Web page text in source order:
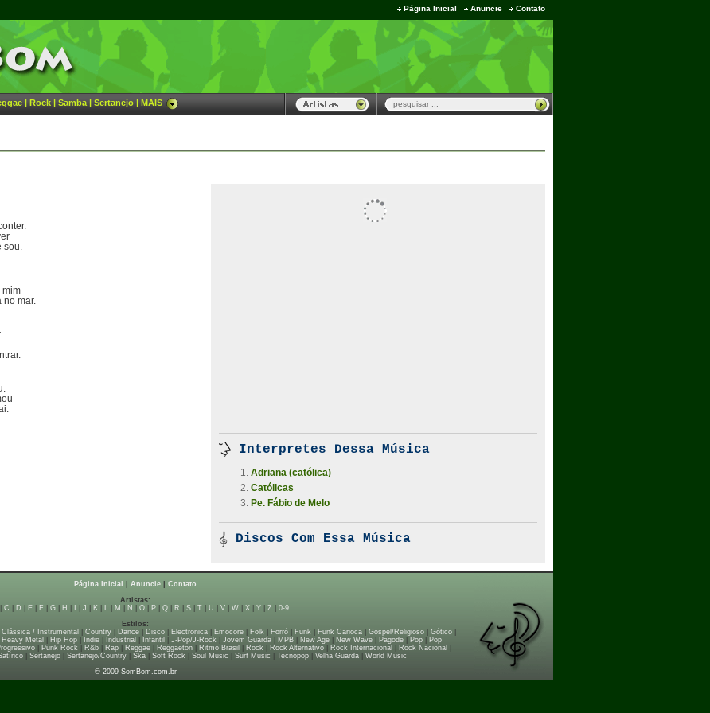
Página Inicial Anuncie Contato
| Rock | Samba | Sertanejo | MAIS
mim
mar.
Interpretes Dessa Música
Adriana (católica)
Católicas
Pe. Fábio de Melo
Discos Com Essa Música
Página Inicial Anuncie
Contato
Artistas:
C D E| F G| H J K| L| M N O| P| Q| R S| T| U V| W| X| Y| Z
0-9
Estilos:
Clássica / Instrumental Country Dance Disco Electronica Emocore Folk Forró Funk Funk Carioca Gospel/Religioso Gótico
Heavy Metal Hip Hop| Indie| Industrial Infantil J-Pop/J-Rock| Jovem Guarda| MPB| New Age| New Wave| Pagode| Pop|
Pop
| Punk Rock| R&b| Rap| Reggae| Reggaeton| Ritmo Brasil Rock| Rock Alternativo| Rock Internacional Rock Nacional
| Sertanejo| Sertanejo/Country| Ska| Soft Rock| Soul Music Surf Music Tecnopop| Velha Guarda| World Music
© 2009 SomBom.com.br